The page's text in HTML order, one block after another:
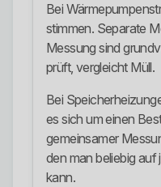
Bei
stimmen. Separate
Messung sind
prüft, vergleicht Müll.
Bei
es sich um einen
gemeinsamer
den man beliebig
kann.